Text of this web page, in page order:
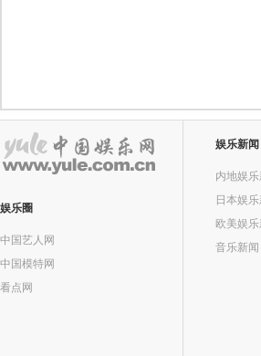
娱乐圈
中国艺人网
中国模特网
看点网
娱乐新闻
内地娱乐
日本娱
欧美娱乐
音乐新闻